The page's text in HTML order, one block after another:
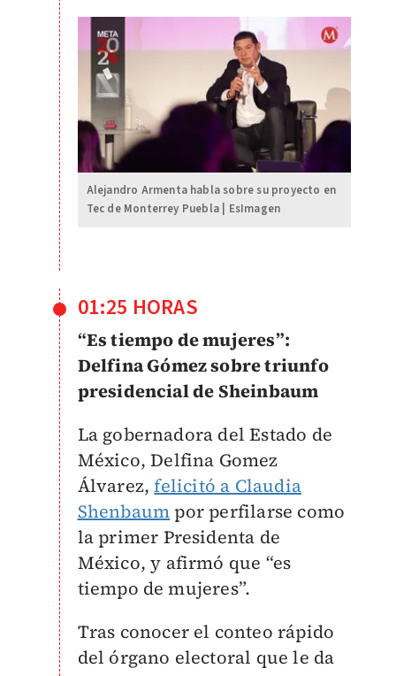
Alejandro Armenta habla sobre su proyecto en
Tec de Monterrey Puebla | EsImagen
01:25 HORAS
“Es tiempo de mujeres”:
Delfina Gómez sobre triunfo
presidencial de Sheinbaum
La gobernadora del Estado de
México, Delfina Gomez
Álvarez,felicitó a Claudia
Shenbaumpor perfilarse como
la primer Presidenta de
México, y afirmó que “es
tiempo de mujeres”.
Tras conocer el conteo rápido
del órgano electoral que le da